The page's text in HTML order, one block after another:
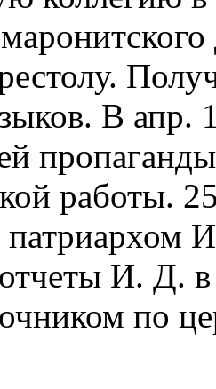
В апр.
работы.
патриархом
И. Д.
по